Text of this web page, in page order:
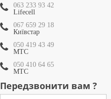
063 233 93 42
Lifecell
067 659 29 18
Київстар
050 419 43 49
МТС
050 410 64 65
МТС
Передзвонити вам ?